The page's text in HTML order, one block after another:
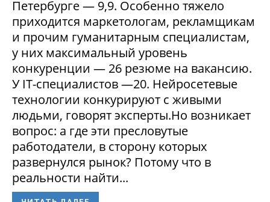
Петербурге — 9,9. Особенно тяжело
приходится маркетологам, рекламщикам
и прочим гуманитарным специалистам,
у них максимальный уровень
конкуренции — 26 резюме на вакансию.
У IT-специалистов —20. Нейросетевые
технологии конкурируют с живыми
людьми, говорят эксперты.Но возникает
вопрос: а где эти пресловутые
работодатели, в сторону которых
развернулся рынок? Потому что в
реальности найти...